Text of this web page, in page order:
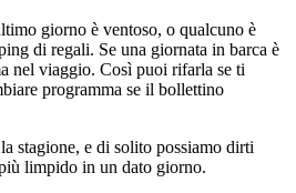
giorno è ventoso, o qualcuno è
di regali. Se una giornata in barca è
nel viaggio. Così puoi rifarla se ti
programma se il bollettino
stagione, e di solito possiamo dirti
limpido in un dato giorno.